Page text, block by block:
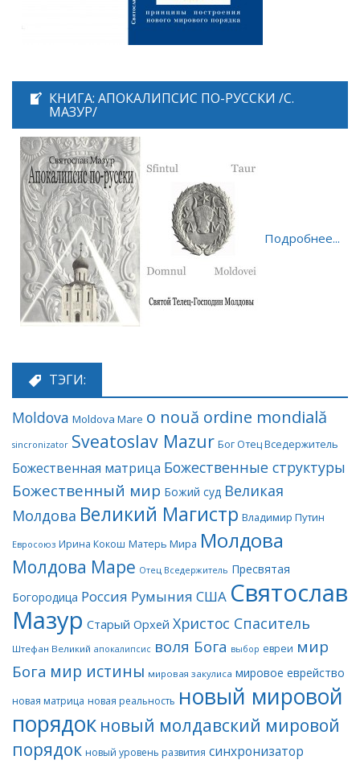
КНИГА: АПОКАЛИПСИС ПО-РУССКИ /С.
МАЗУР/
Подробнее...
ТЭГИ:
Moldova Moldova Mare o nouă ordine mondială
sincronizator Sveatoslav Mazur Бог Отец Вседержитель
Божественная матрица Божественные структуры
Божественный мир Божий суд Великая
Молдова Великий Магистр Владимир Путин
Евросоюз Ирина Кокош Матерь Мира Молдова
Молдова Маре Отец Вседержитель Пресвятая
Богородица Россия Румыния США Святослав
Мазур Старый Орхей Христос Спаситель
Штефан Великий апокалипсис воля Бога выбор евреи мир
Бога мир истины мировая закулиса мировое еврейство
новая матрица новая реальность новый мировой
порядок новый молдавский мировой
порядок новый уровень развития синхронизатор